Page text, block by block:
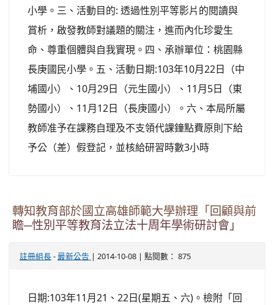
小學。三、活動目的: 透過性別平等影片的閱讀與
賞析，啟發教師對議題的關注，進而內化珍愛生
命、尊重個體與自我實現。四、承辦單位：桃園縣
長庚國民小學。五、活動日期:103年10月22日（中
埔國小）、10月29日（元生國小）、11月5日（東
勢國小）、11月12日（長庚國小）。六、本局所屬
教師准予在課務自理及不支領代課鐘點費原則下給
予公（差）假登記，並核給研習時數3小時
轉知教育部於國立高雄師範大學辦理「回顧與前
瞻─性別平等教育法立法十周年學術研討會」
註冊組長 - 最新公告 | 2014-10-08 | 點閱數： 875
日期:103年11月21、22日(星期五、六)。檢附「回